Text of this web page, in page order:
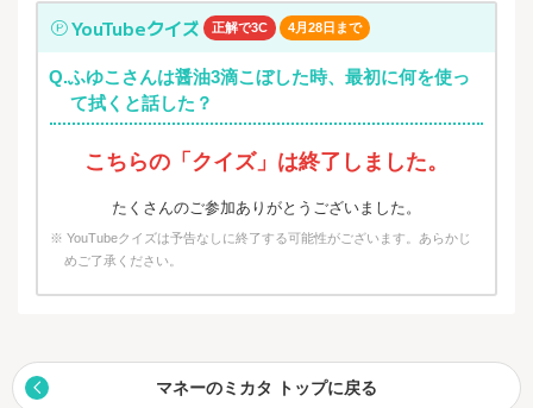
YouTubeクイズ 正解で3C 4月28日まで
Q.ふゆこさんは醤油3滴こぼした時、最初に何を使っ
て拭くと話した？
こちらの「クイズ」は終了しました。
たくさんのご参加ありがとうございました。
※ YouTubeクイズは予告なしに終了する可能性がございます。あらかじ
めご了承ください。
マネーのミカタ トップに戻る